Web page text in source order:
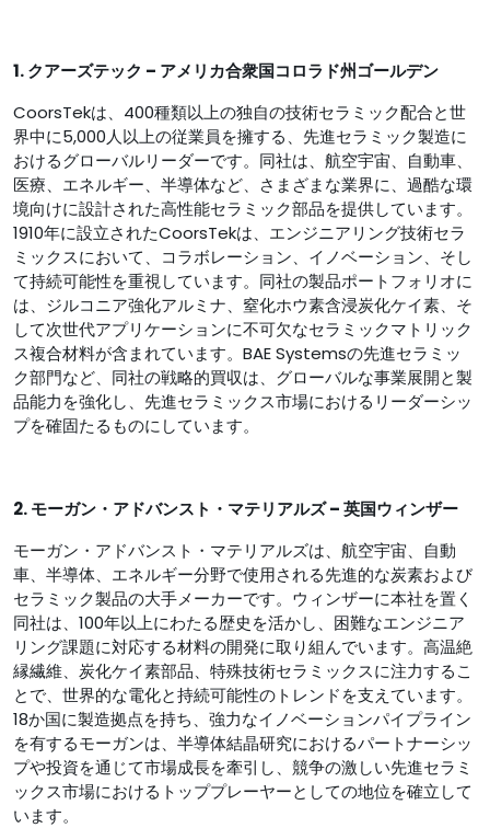
1. クアーズテック – アメリカ合衆国コロラド州ゴールデン
CoorsTekは、400種類以上の独自の技術セラミック配合と世
界中に5,000人以上の従業員を擁する、先進セラミック製造に
おけるグローバルリーダーです。同社は、航空宇宙、自動車、
医療、エネルギー、半導体など、さまざまな業界に、過酷な環
境向けに設計された高性能セラミック部品を提供しています。
1910年に設立されたCoorsTekは、エンジニアリング技術セラ
ミックスにおいて、コラボレーション、イノベーション、そし
て持続可能性を重視しています。同社の製品ポートフォリオに
は、ジルコニア強化アルミナ、窒化ホウ素含浸炭化ケイ素、そ
して次世代アプリケーションに不可欠なセラミックマトリック
ス複合材料が含まれています。BAE Systemsの先進セラミッ
ク部門など、同社の戦略的買収は、グローバルな事業展開と製
品能力を強化し、先進セラミックス市場におけるリーダーシッ
プを確固たるものにしています。
2. モーガン・アドバンスト・マテリアルズ – 英国ウィンザー
モーガン・アドバンスト・マテリアルズは、航空宇宙、自動
車、半導体、エネルギー分野で使用される先進的な炭素および
セラミック製品の大手メーカーです。ウィンザーに本社を置く
同社は、100年以上にわたる歴史を活かし、困難なエンジニア
リング課題に対応する材料の開発に取り組んでいます。高温絶
縁繊維、炭化ケイ素部品、特殊技術セラミックスに注力するこ
とで、世界的な電化と持続可能性のトレンドを支えています。
18か国に製造拠点を持ち、強力なイノベーションパイプライン
を有するモーガンは、半導体結晶研究におけるパートナーシッ
プや投資を通じて市場成長を牽引し、競争の激しい先進セラミ
ックス市場におけるトッププレーヤーとしての地位を確立して
います。